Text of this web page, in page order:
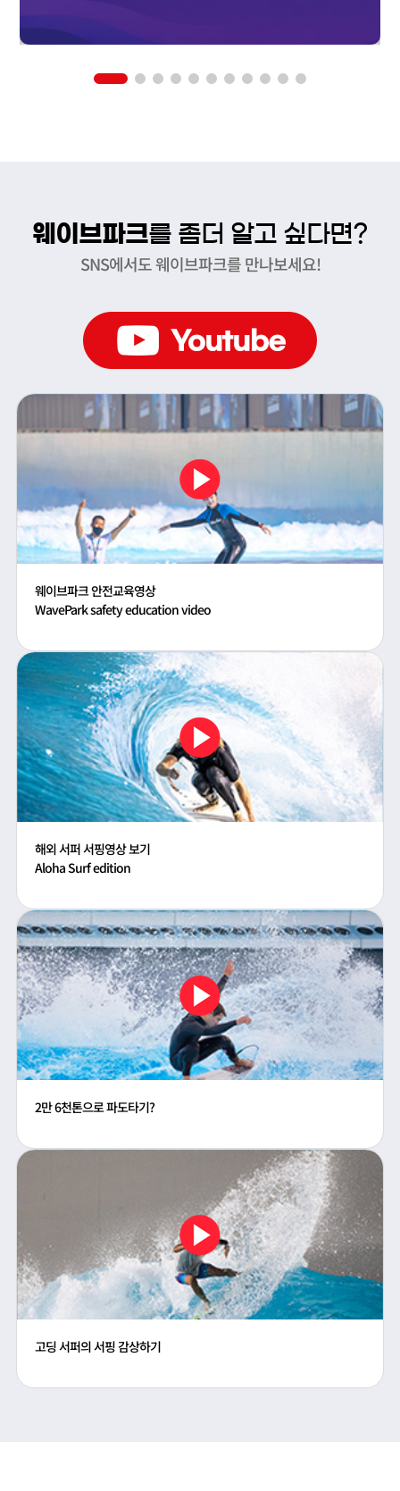
웨이브파크를 좀더 알고 싶다면?
SNS에서도 웨이브파크를 만나보세요!
웨이브파크 안전교육영상
WavePark safety education video
해외 서퍼 서핑영상 보기
Aloha Surf edition
2만 6천톤으로 파도타기?
고딩 서퍼의 서핑 감상하기